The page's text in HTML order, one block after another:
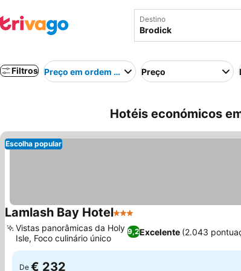
Destino
Filtros Preço em ordem crescentePreço
Hotéis económicos
Escolha popular
Lamlash Bay Hotel3 Estrelas
9,2Excelente (2.043
Vistas panorâmicas da Holy
Isle, Foco culinário único
De € 232